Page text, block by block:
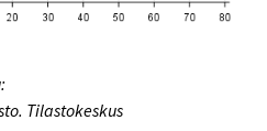
Tilastokeskus